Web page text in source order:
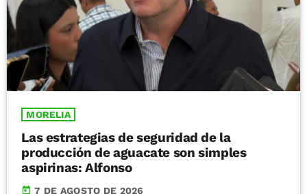
MORELIA
Las estrategias de seguridad de la
producción de aguacate son simples
aspirinas: Alfonso
today 7 DE AGOSTO DE 2026